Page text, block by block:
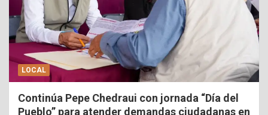
LOCAL
Continúa Pepe Chedraui con jornada “Día del
Pueblo” para atender demandas ciudadanas en